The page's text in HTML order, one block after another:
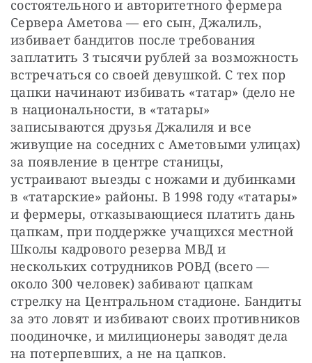
состоятельного и авторитетного фермера
Сервера Аметова — его сын, Джалиль,
избивает бандитов после требования
заплатить 3 тысячи рублей за возможность
встречаться со своей девушкой. С тех пор
цапки начинают избивать «татар» (дело не
в национальности, в «татары»
записываются друзья Джалиля и все
живущие на соседних с Аметовыми улицах)
за появление в центре станицы,
устраивают выезды с ножами и дубинками
в «татарские» районы. В 1998 году «татары»
и фермеры, отказывающиеся платить дань
цапкам, при поддержке учащихся местной
Школы кадрового резерва МВД и
нескольких сотрудников РОВД (всего —
около 300 человек) забивают цапкам
стрелку на Центральном стадионе. Бандиты
за это ловят и избивают своих противников
поодиночке, и милиционеры заводят дела
на потерпевших, а не на цапков.